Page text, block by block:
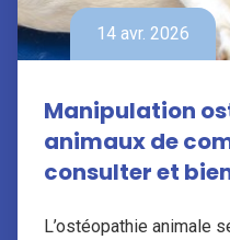
14 avr. 2026
Manipulation
animaux de
consulter et
L’ostéopathie animale